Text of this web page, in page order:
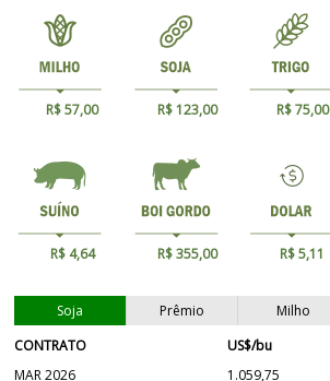
R$ 57,00 R$ 123,00 R$ 75,00
R$ 4,64 R$ 355,00 R$ 5,11
Soja Prêmio Milho
CONTRATO
US$/bu
MAR 2026
1.059,75